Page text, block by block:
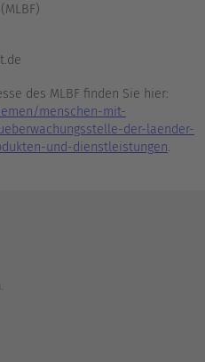
des MLBF finden Sie hier:
menschen-mit-
der-laender-
und-dienstleistungen.